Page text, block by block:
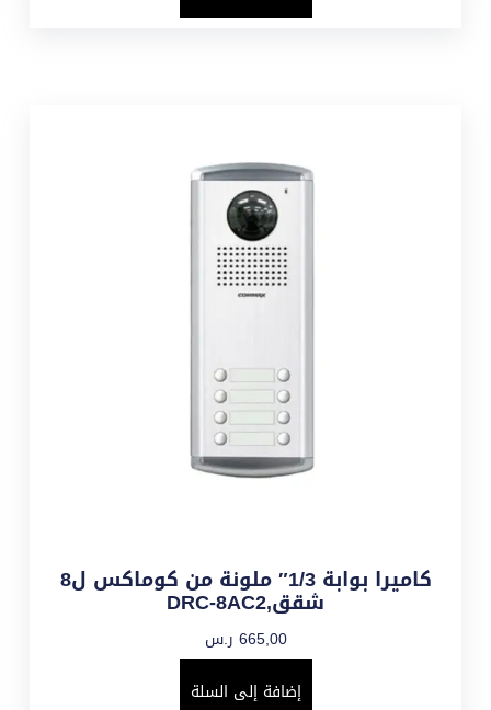
كاميرا بوابة 1/3″ ملونة من كوماكس ل8
شقق,DRC-8AC2
665,00 ر.س
إضافة إلى السلة